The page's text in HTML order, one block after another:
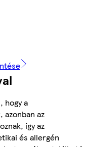
hogy a
az
így az
és allergén